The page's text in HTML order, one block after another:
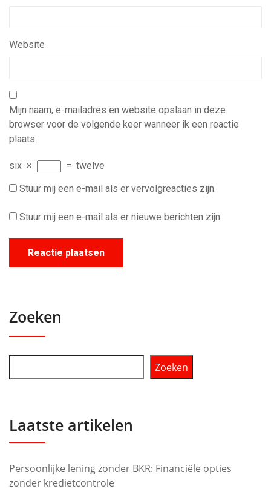
Website
Mijn naam, e-mailadres en website opslaan in deze
browser voor de volgende keer wanneer ik een reactie
plaats.
six × = twelve
Stuur mij een e-mail als er vervolgreacties zijn.
Stuur mij een e-mail als er nieuwe berichten zijn.
Zoeken
Zoeken
Laatste artikelen
Persoonlijke lening zonder BKR: Financiële opties
zonder kredietcontrole